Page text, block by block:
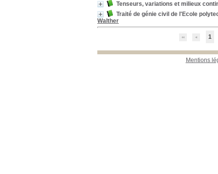
Tenseurs, variations et milieux
Traité de génie civil de l'Ecole
Walther
1
Mentions